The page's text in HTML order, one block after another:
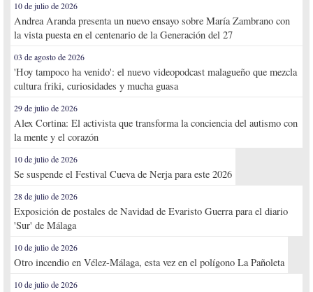
10 de julio de 2026
Andrea Aranda presenta un nuevo ensayo sobre María Zambrano con
la vista puesta en el centenario de la Generación del 27
03 de agosto de 2026
'Hoy tampoco ha venido': el nuevo videopodcast malagueño que mezcla
cultura friki, curiosidades y mucha guasa
29 de julio de 2026
Alex Cortina: El activista que transforma la conciencia del autismo con
la mente y el corazón
10 de julio de 2026
Se suspende el Festival Cueva de Nerja para este 2026
28 de julio de 2026
Exposición de postales de Navidad de Evaristo Guerra para el diario
'Sur' de Málaga
10 de julio de 2026
Otro incendio en Vélez-Málaga, esta vez en el polígono La Pañoleta
10 de julio de 2026